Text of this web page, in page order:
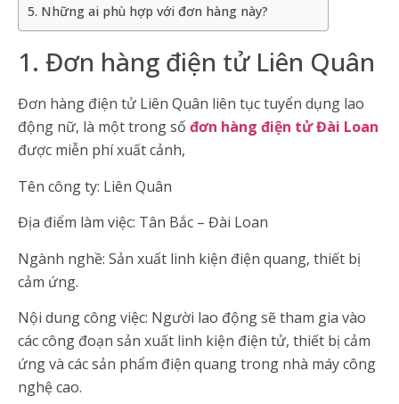
5. Những ai phù hợp với đơn hàng này?
1. Đơn hàng điện tử Liên Quân
Đơn hàng điện tử Liên Quân liên tục tuyển dụng lao
động nữ, là một trong số đơn hàng điện tử Đài Loan
được miễn phí xuất cảnh,
Tên công ty: Liên Quân
Địa điểm làm việc: Tân Bắc – Đài Loan
Ngành nghề: Sản xuất linh kiện điện quang, thiết bị
cảm ứng.
Nội dung công việc: Người lao động sẽ tham gia vào
các công đoạn sản xuất linh kiện điện tử, thiết bị cảm
ứng và các sản phẩm điện quang trong nhà máy công
nghệ cao.